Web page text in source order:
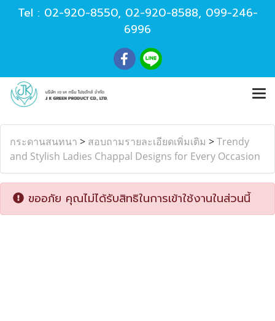
Tel : 02-920-8550, 02-920-8588, 099-246-
6996
กระดานสนทนา > สอบถามรายละเอียดเพิ่มเติม >Trendy
and Stylish Ladies Chappal Designs for Every Occasion
ขออภัย คุณไม่ได้รับสิทธิในการเข้าใช้งานในส่วนนี้